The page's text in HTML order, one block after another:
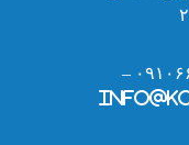
۰۲۱۵۵۸۲۵۵۲۸ – ۰۹۱۰۶۶۸۸۱۲۵ –